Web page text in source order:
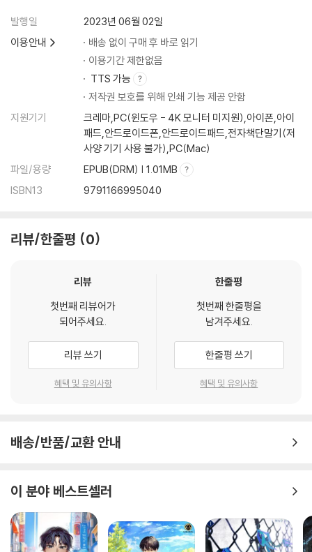
발행일
2023년 06월 02일
이용안내
배송 없이 구매 후 바로 읽기
이용기간 제한없음
TTS 가능
저작권 보호를 위해 인쇄 기능 제공 안함
지원기기
크레마,PC(윈도우 - 4K 모니터 미지원),아이폰,아이
패드,안드로이드폰,안드로이드패드,전자책단말기(저
사양 기기 사용 불가),PC(Mac)
파일/용량
EPUB(DRM) | 1.01MB
ISBN13
9791166995040
리뷰/한줄평 0
리뷰
첫번째 리뷰어가
되어주세요.
리뷰 쓰기
혜택 및 유의사항
한줄평
첫번째 한줄평을
남겨주세요.
한줄평 쓰기
혜택 및 유의사항
배송/반품/교환 안내
이 분야 베스트셀러